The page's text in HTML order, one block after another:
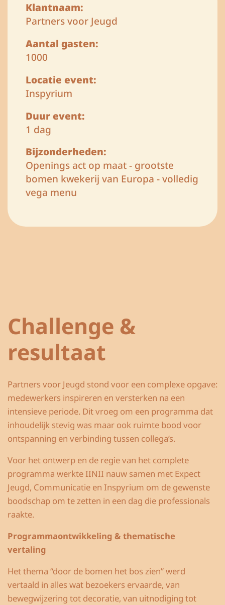
Klantnaam:
Partners voor Jeugd
Aantal gasten:
1000
Locatie event:
Inspyrium
Duur event:
1 dag
Bijzonderheden:
Openings act op maat - grootste
bomen kwekerij van Europa - volledig
vega menu
Challenge &
resultaat
Partners voor Jeugd stond voor een complexe opgave:
medewerkers inspireren en versterken na een
intensieve periode. Dit vroeg om een programma dat
inhoudelijk stevig was maar ook ruimte bood voor
ontspanning en verbinding tussen collega’s.
Voor het ontwerp en de regie van het complete
programma werkte IINII nauw samen met Expect
Jeugd, Communicatie en Inspyrium om de gewenste
boodschap om te zetten in een dag die professionals
raakte.
Programmaontwikkeling & thematische
vertaling
Het thema “door de bomen het bos zien” werd
vertaald in alles wat bezoekers ervaarde, van
bewegwijzering tot decoratie, van uitnodiging tot